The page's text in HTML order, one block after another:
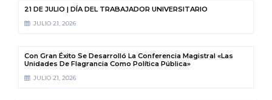
21 DE JULIO | DÍA DEL TRABAJADOR UNIVERSITARIO
JULIO 21, 2026
Con Gran Éxito Se Desarrolló La Conferencia Magistral «Las
Unidades De Flagrancia Como Política Pública»
JULIO 21, 2026